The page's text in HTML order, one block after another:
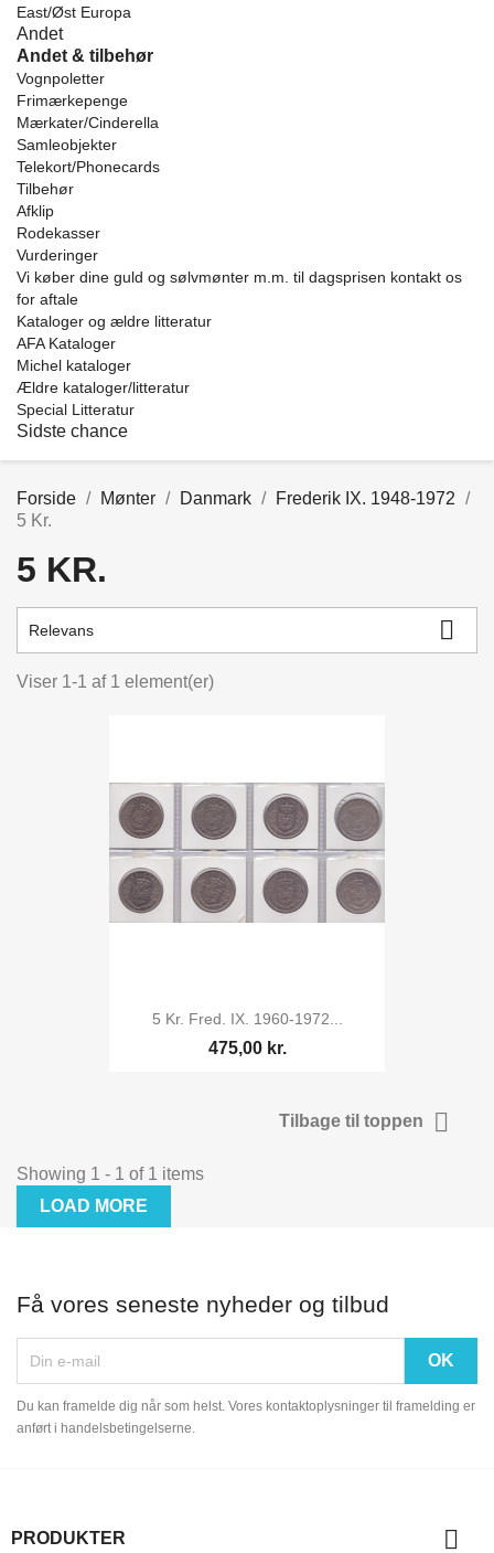
East/Øst Europa
Andet
Andet & tilbehør
Vognpoletter
Frimærkepenge
Mærkater/Cinderella
Samleobjekter
Telekort/Phonecards
Tilbehør
Afklip
Rodekasser
Vurderinger
Vi køber dine guld og sølvmønter m.m. til dagsprisen kontakt os
for aftale
Kataloger og ældre litteratur
AFA Kataloger
Michel kataloger
Ældre kataloger/litteratur
Special Litteratur
Sidste chance
Forside Mønter Danmark
Frederik IX. 1948-1972
5 Kr.
5 KR.
Relevans 
Viser 1-1 af 1 element(er)
5 Kr. Fred. IX. 1960-1972...
475,00 kr.
Tilbage til toppen 
Showing 1 - 1 of 1 items
LOAD MORE
Få vores seneste nyheder og tilbud
Du kan framelde dig når som helst. Vores kontaktoplysninger til framelding er
anført i handelsbetingelserne.
PRODUKTER 